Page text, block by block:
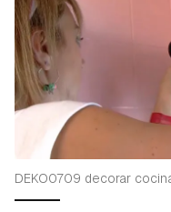
DEKO0709 decorar